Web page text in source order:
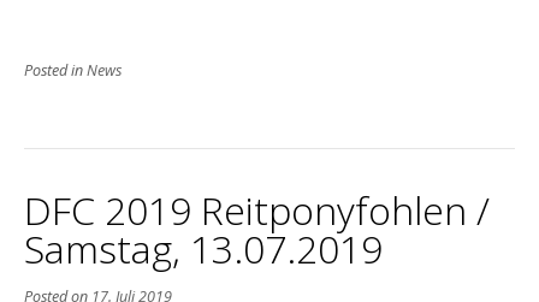
Posted inNews
DFC 2019 Reitponyfohlen /
Samstag, 13.07.2019
Posted on 17. Juli 2019